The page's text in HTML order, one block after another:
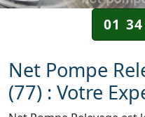
01
Net Pompe
(77) : Votre